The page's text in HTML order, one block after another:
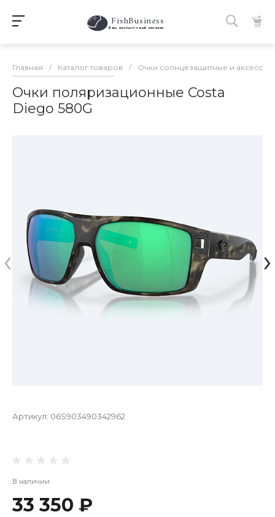
FishBusiness
Ваш нахлыстовый магазин
Главная / Каталог товаров / Очки солнцезащитные и
Очки поляризационные Costa
Diego 580G
‹ ›
Артикул: 06S903490342962
В наличии
33 350 ₽